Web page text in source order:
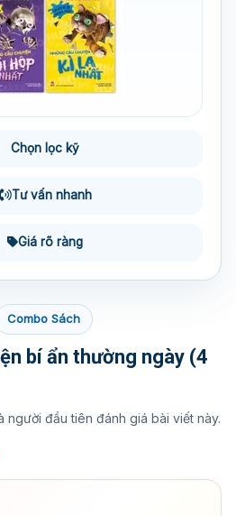
Chọn lọc kỹ
Tư vấn nhanh
Giá rõ ràng
Combo Sách
bí ẩn thường ngày (4
người đầu tiên đánh giá bài viết này.